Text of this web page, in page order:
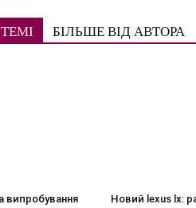
БІЛЬШЕ ВІД АВТОРА
випробування
Новий lexus lx: